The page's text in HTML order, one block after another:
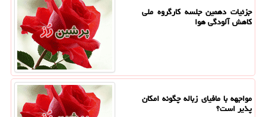
جزئیات دهمین جلسه کارگروه ملی
کاهش آلودگی هوا
مواجهه با مافیای زباله چگونه امکان
پذیر است؟